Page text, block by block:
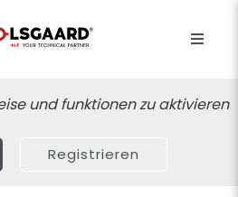
und funktionen zu aktivieren
Registrieren